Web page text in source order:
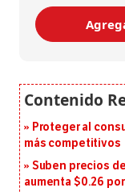
Proteger al
más competitivos
Suben precios
aumenta $0.26